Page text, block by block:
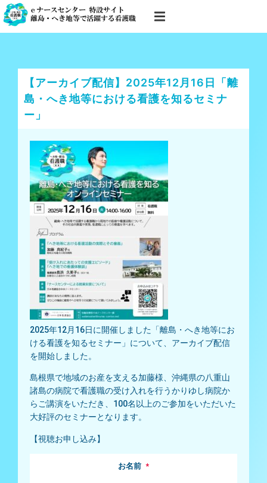
【アーカイブ配信】2025年12月16日「離
島・へき地等における看護を知るセミナ
ー」
2025年12月16日に開催しました「離島・へき地等にお
ける看護を知るセミナー」について、アーカイブ配信
を開始しました。
島根県で地域のお産を支える加藤様、沖縄県の八重山
諸島の病院で看護職の受け入れを行うかりゆし病院か
らご講演をいただき、100名以上のご参加をいただいた
大好評のセミナーとなります。
【視聴お申し込み】
お名前 *